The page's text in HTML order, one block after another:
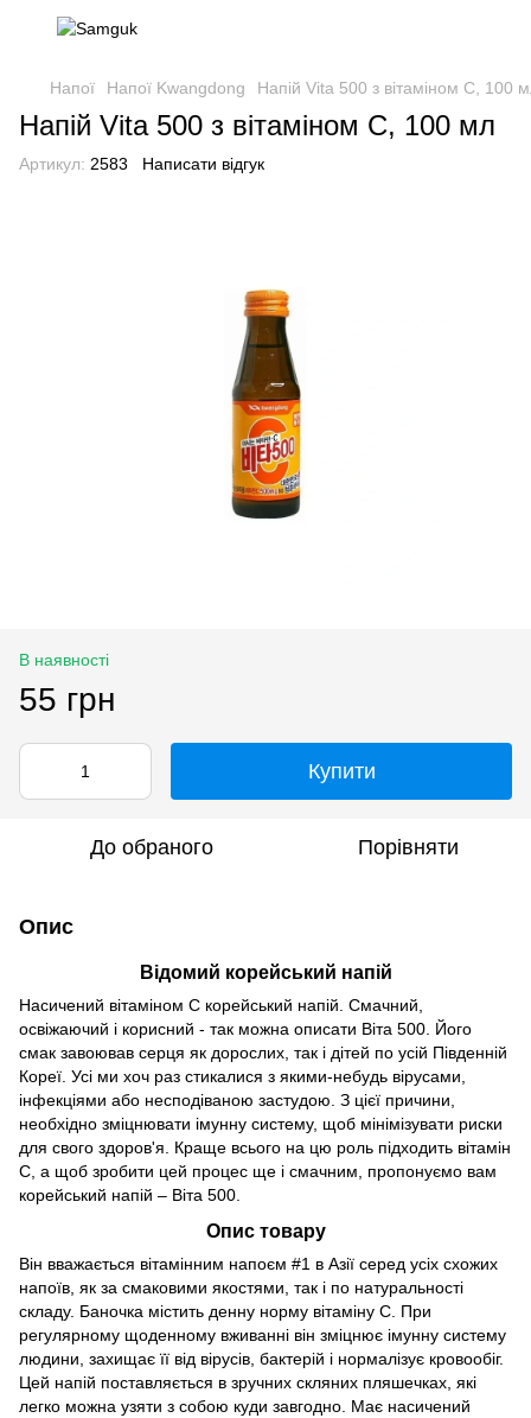
Напої Напої Kwangdong Напій Vita 500 з вітаміном С, 100
Напій Vita 500 з вітаміном С, 100 мл
Артикул: 2583 Написати відгук
В наявності
55 грн
Купити
До обраного Порівняти
Опис
Відомий корейський напій
Насичений вітаміном С корейський напій. Смачний,
освіжаючий і корисний - так можна описати Віта 500. Його
смак завоював серця як дорослих, так і дітей по усій Південній
Кореї. Усі ми хоч раз стикалися з якими-небудь вірусами,
інфекціями або несподіваною застудою. З цієї причини,
необхідно зміцнювати імунну систему, щоб мінімізувати риски
для свого здоров'я. Краще всього на цю роль підходить вітамін
С, а щоб зробити цей процес ще і смачним, пропонуємо вам
корейський напій – Віта 500.
Опис товару
Він вважається вітамінним напоєм #1 в Азії серед усіх схожих
напоїв, як за смаковими якостями, так і по натуральності
складу. Баночка містить денну норму вітаміну С. При
регулярному щоденному вживанні він зміцнює імунну систему
людини, захищає її від вірусів, бактерій і нормалізує кровообіг.
Цей напій поставляється в зручних скляних пляшечках, які
легко можна узяти з собою куди завгодно. Має насичений